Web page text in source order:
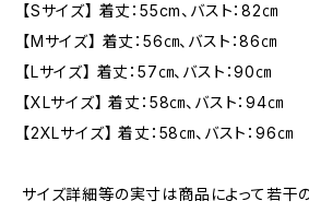
【Sサイズ】 着丈：55cm、バスト：82㎝
【Mサイズ】 着丈：56㎝、バスト：86㎝
【Lサイズ】 着丈：57㎝、バスト：90㎝
【XLサイズ】 着丈：58㎝、バスト：94㎝
【2XLサイズ】 着丈：58㎝、バスト：96㎝
サイズ詳細等の実寸は商品によって若